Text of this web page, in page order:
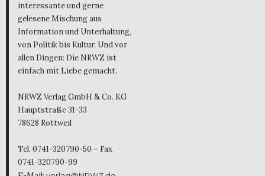
interessante und gerne
gelesene Mischung aus
Information und Unterhaltung,
von Politik bis Kultur. Und vor
allen Dingen: Die NRWZ ist
einfach mit Liebe gemacht.
NRWZ Verlag GmbH & Co. KG
Hauptstraße 31-33
78628 Rottweil
Tel. 0741-320790-50 – Fax
0741-320790-99